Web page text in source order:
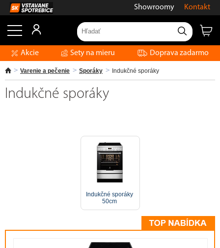
Showroomy Kontakt
Akcie Sety na mieru Doprava zadarmo
Varenie a pečenie Sporáky Indukčné sporáky
Indukčné sporáky
Indukčné sporáky
50cm